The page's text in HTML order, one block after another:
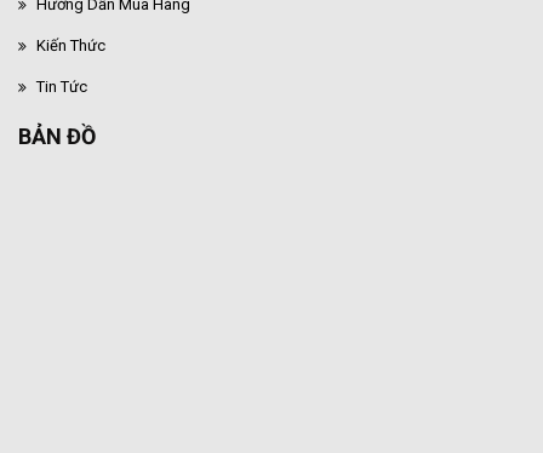
Hướng Dẫn Mua Hàng
Kiến Thức
Tin Tức
BẢN ĐỒ